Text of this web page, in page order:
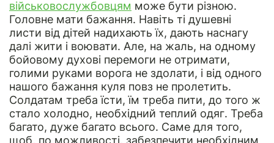
військовослужбовцям може бути різною.
Головне мати бажання. Навіть ті душевні
листи від дітей надихають їх, дають наснагу
далі жити і воювати. Але, на жаль, на одному
бойовому духові перемоги не отримати,
голими руками ворога не здолати, і від одного
нашого бажання куля повз не пролетить.
Солдатам треба їсти, їм треба пити, до того ж
стало холодно, необхідний теплий одяг. Треба
багато, дуже багато всього. Саме для того,
щоб, по можливості, забезпечити необхідним